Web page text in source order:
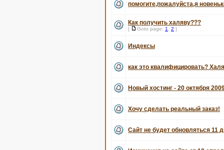
помогите,пожалуйста,я
Как получить халяву???
[ Goto page: 1 2 ]
Индексы
как это квалифицировать?
Новый хостинг - 20 октября
Хочу сделать реальный заказ!
Сайт не будет обновляться 11